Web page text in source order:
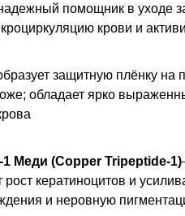
помощник в уходе
крови и
защитную плёнку на
обладает ярко
Меди (Copper Tripeptide-1)
рост кератиноцитов и
и неровную